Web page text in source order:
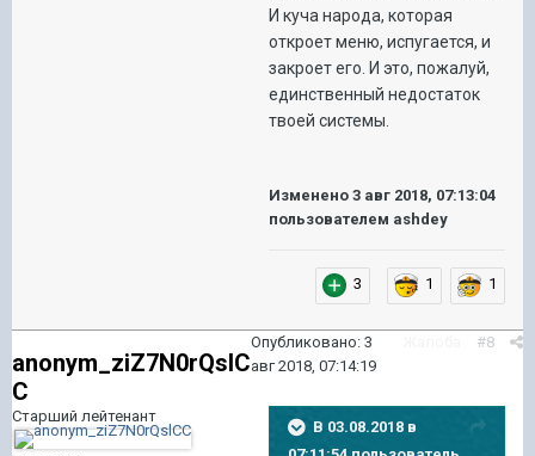
И куча народа, которая
откроет меню, испугается, и
закроет его. И это, пожалуй,
единственный недостаток
твоей системы.
Изменено 3 авг 2018, 07:13:04
пользователем ashdey
3 1 1
anonym_ziZ7N0rQslC
C
Старший лейтенант
#8
Опубликовано: 3
авг 2018, 07:14:19
В 03.08.2018 в